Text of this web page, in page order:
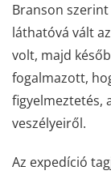
Branson
láthatóvá vált
volt, majd
fogalmazott,
figyelmeztetés,
veszélyeiről.
Az expedíció